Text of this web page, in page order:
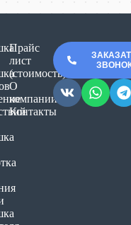
Прайс
лист
(стоимость)
О
компании
Контакты